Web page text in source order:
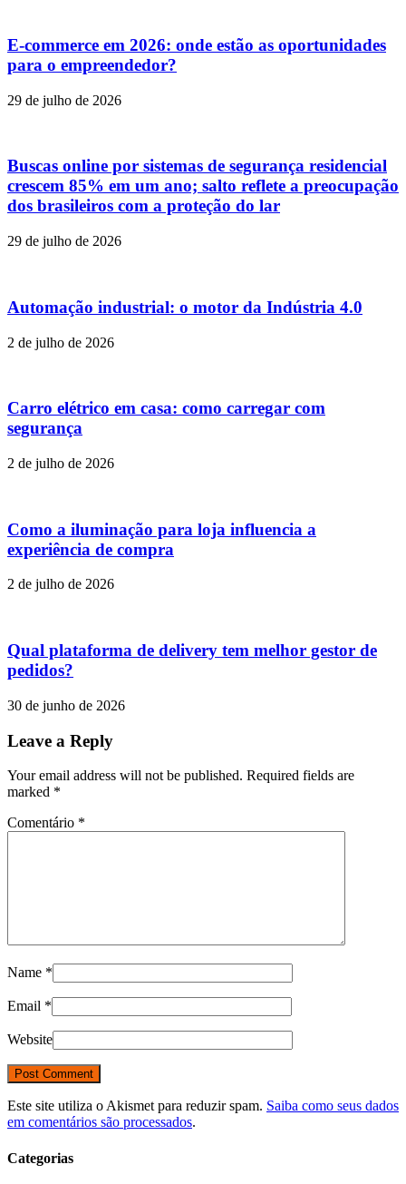
E-commerce em 2026: onde estão as oportunidades
para o empreendedor?
29 de julho de 2026
Buscas online por sistemas de segurança residencial
crescem 85% em um ano; salto reflete a preocupação
dos brasileiros com a proteção do lar
29 de julho de 2026
Automação industrial: o motor da Indústria 4.0
2 de julho de 2026
Carro elétrico em casa: como carregar com
segurança
2 de julho de 2026
Como a iluminação para loja influencia a
experiência de compra
2 de julho de 2026
Qual plataforma de delivery tem melhor gestor de
pedidos?
30 de junho de 2026
Leave a Reply
Your email address will not be published. Required fields are
marked *
Comentário *
Name *
Email *
Website
Este site utiliza o Akismet para reduzir spam. Saiba como seus dados
em comentários são processados.
Categorias